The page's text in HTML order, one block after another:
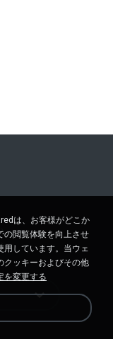
は、お客様がどこか
の閲覧体験を向上させ
用しています。当ウェ
クッキーおよびその他
を変更する